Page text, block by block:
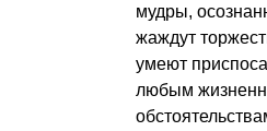
мудры,
жаждут
умеют
любым